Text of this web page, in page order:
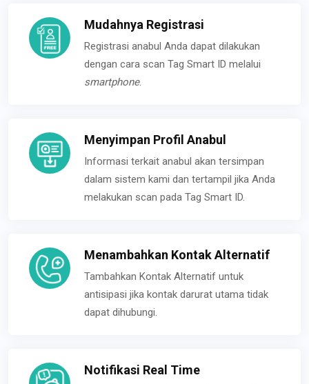
Mudahnya Registrasi
Registrasi anabul Anda dapat dilakukan
dengan cara scan Tag Smart ID melalui
smartphone.
Menyimpan Profil Anabul
Informasi terkait anabul akan tersimpan
dalam sistem kami dan tertampil jika Anda
melakukan scan pada Tag Smart ID.
Menambahkan Kontak Alternatif
Tambahkan Kontak Alternatif untuk
antisipasi jika kontak darurat utama tidak
dapat dihubungi.
Notifikasi Real Time